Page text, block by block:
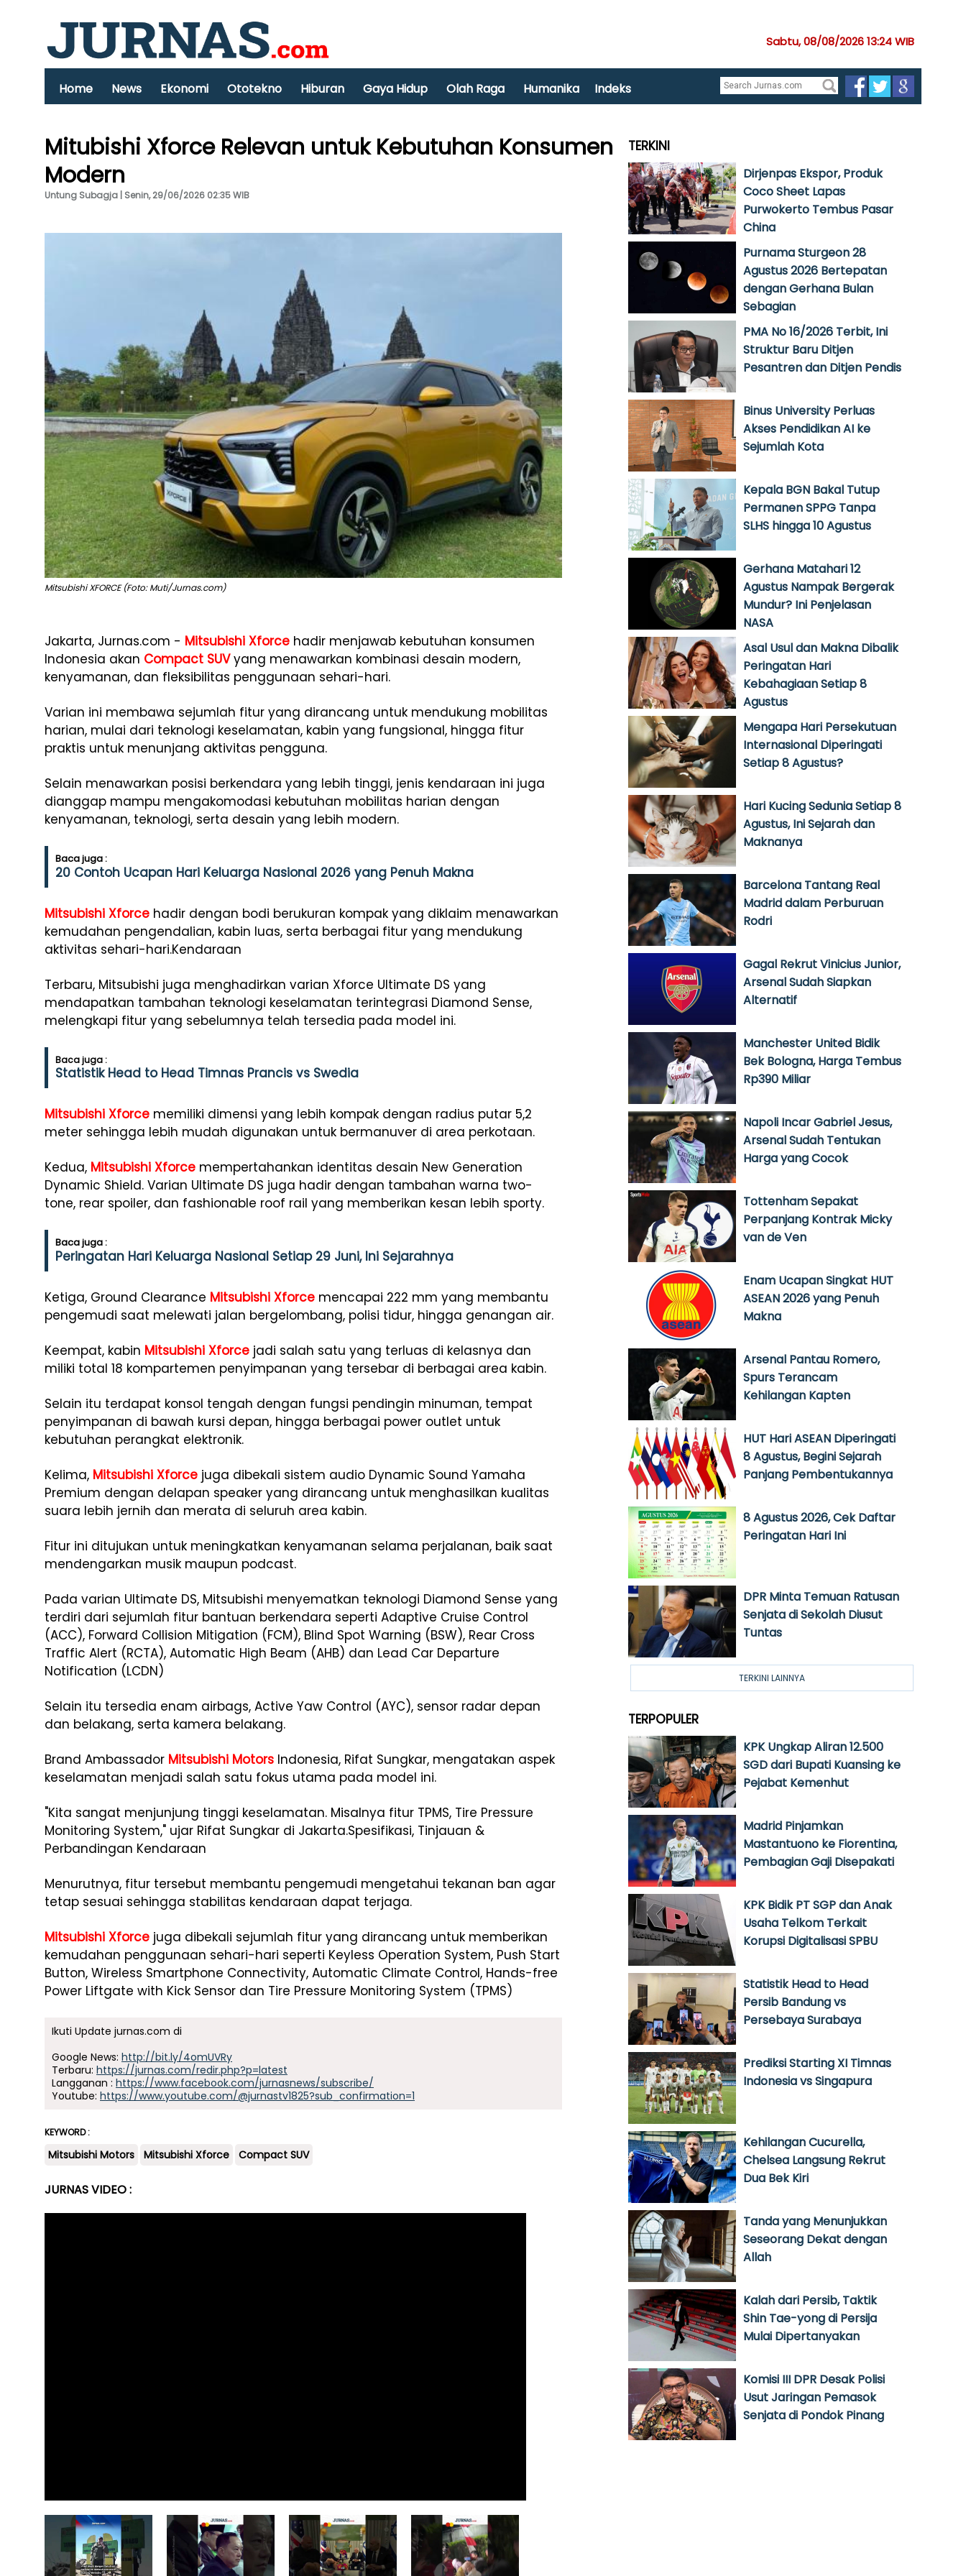
Sabtu, 08/08/2026 13:24 WIB
Home News Ekonomi Ototekno Hiburan Gaya Hidup Olah Raga Humanika Indeks
Mitubishi Xforce Relevan untuk Kebutuhan Konsumen
Modern
Untung Subagja | Senin, 29/06/2026 02:35 WIB
Mitsubishi XFORCE (Foto: Muti/Jurnas.com)
Jakarta, Jurnas.com - Mitsubishi Xforce hadir menjawab kebutuhan konsumen
Indonesia akan Compact SUVyang menawarkan kombinasi desain modern,
kenyamanan, dan fleksibilitas penggunaan sehari-hari.
Varian ini membawa sejumlah fitur yang dirancang untuk mendukung mobilitas
harian, mulai dari teknologi keselamatan, kabin yang fungsional, hingga fitur
praktis untuk menunjang aktivitas pengguna.
Selain menawarkan posisi berkendara yang lebih tinggi, jenis kendaraan ini juga
dianggap mampu mengakomodasi kebutuhan mobilitas harian dengan
kenyamanan, teknologi, serta desain yang lebih modern.
Baca juga :
20 Contoh Ucapan Hari Keluarga Nasional 2026 yang Penuh Makna
Mitsubishi Xforce hadir dengan bodi berukuran kompak yang diklaim menawarkan
kemudahan pengendalian, kabin luas, serta berbagai fitur yang mendukung
aktivitas sehari-hari.Kendaraan
Terbaru, Mitsubishi juga menghadirkan varian Xforce Ultimate DS yang
mendapatkan tambahan teknologi keselamatan terintegrasi Diamond Sense,
melengkapi fitur yang sebelumnya telah tersedia pada model ini.
Baca juga :
Statistik Head to Head Timnas Prancis vs Swedia
Mitsubishi Xforce memiliki dimensi yang lebih kompak dengan radius putar 5,2
meter sehingga lebih mudah digunakan untuk bermanuver di area perkotaan.
Kedua, Mitsubishi Xforce mempertahankan identitas desain New Generation
Dynamic Shield. Varian Ultimate DS juga hadir dengan tambahan warna two-
tone, rear spoiler, dan fashionable roof rail yang memberikan kesan lebih sporty.
Baca juga :
Peringatan Hari Keluarga Nasional Setiap 29 Juni, Ini Sejarahnya
Ketiga, Ground Clearance Mitsubishi Xforce mencapai 222 mm yang membantu
pengemudi saat melewati jalan bergelombang, polisi tidur, hingga genangan air.
Keempat, kabin Mitsubishi Xforce jadi salah satu yang terluas di kelasnya dan
miliki total 18 kompartemen penyimpanan yang tersebar di berbagai area kabin.
Selain itu terdapat konsol tengah dengan fungsi pendingin minuman, tempat
penyimpanan di bawah kursi depan, hingga berbagai power outlet untuk
kebutuhan perangkat elektronik.
Kelima, Mitsubishi Xforce juga dibekali sistem audio Dynamic Sound Yamaha
Premium dengan delapan speaker yang dirancang untuk menghasilkan kualitas
suara lebih jernih dan merata di seluruh area kabin.
Fitur ini ditujukan untuk meningkatkan kenyamanan selama perjalanan, baik saat
mendengarkan musik maupun podcast.
Pada varian Ultimate DS, Mitsubishi menyematkan teknologi Diamond Sense yang
terdiri dari sejumlah fitur bantuan berkendara seperti Adaptive Cruise Control
(ACC), Forward Collision Mitigation (FCM), Blind Spot Warning (BSW), Rear Cross
Traffic Alert (RCTA), Automatic High Beam (AHB) dan Lead Car Departure
Notification (LCDN)
Selain itu tersedia enam airbags, Active Yaw Control (AYC), sensor radar depan
dan belakang, serta kamera belakang.
Brand Ambassador Mitsubishi Motors Indonesia, Rifat Sungkar, mengatakan aspek
keselamatan menjadi salah satu fokus utama pada model ini.
"Kita sangat menjunjung tinggi keselamatan. Misalnya fitur TPMS, Tire Pressure
Monitoring System," ujar Rifat Sungkar di Jakarta.Spesifikasi, Tinjauan &
Perbandingan Kendaraan
Menurutnya, fitur tersebut membantu pengemudi mengetahui tekanan ban agar
tetap sesuai sehingga stabilitas kendaraan dapat terjaga.
Mitsubishi Xforce juga dibekali sejumlah fitur yang dirancang untuk memberikan
kemudahan penggunaan sehari-hari seperti Keyless Operation System, Push Start
Button, Wireless Smartphone Connectivity, Automatic Climate Control, Hands-free
Power Liftgate with Kick Sensor dan Tire Pressure Monitoring System (TPMS)
Ikuti Update jurnas.com di
Google News: http://bit.ly/4omUVRy
Terbaru: https://jurnas.com/redir.php?p=latest
Langganan : https://www.facebook.com/jurnasnews/subscribe/
Youtube: https://www.youtube.com/@jurnastv1825?sub_confirmation=1
KEYWORD :
Mitsubishi Motors Mitsubishi Xforce Compact SUV
JURNAS VIDEO :
TERKINI
Dirjenpas Ekspor, Produk
Coco Sheet Lapas
Purwokerto Tembus Pasar
China
Purnama Sturgeon 28
Agustus 2026 Bertepatan
dengan Gerhana Bulan
Sebagian
PMA No 16/2026 Terbit, Ini
Struktur Baru Ditjen
Pesantren dan Ditjen Pendis
Binus University Perluas
Akses Pendidikan AI ke
Sejumlah Kota
Kepala BGN Bakal Tutup
Permanen SPPG Tanpa
SLHS hingga 10 Agustus
Gerhana Matahari 12
Agustus Nampak Bergerak
Mundur? Ini Penjelasan
NASA
Asal Usul dan Makna Dibalik
Peringatan Hari
Kebahagiaan Setiap 8
Agustus
Mengapa Hari Persekutuan
Internasional Diperingati
Setiap 8 Agustus?
Hari Kucing Sedunia Setiap 8
Agustus, Ini Sejarah dan
Maknanya
Barcelona Tantang Real
Madrid dalam Perburuan
Rodri
Gagal Rekrut Vinicius Junior,
Arsenal Sudah Siapkan
Alternatif
Manchester United Bidik
Bek Bologna, Harga Tembus
Rp390 Miliar
Napoli Incar Gabriel Jesus,
Arsenal Sudah Tentukan
Harga yang Cocok
Tottenham Sepakat
Perpanjang Kontrak Micky
van de Ven
Enam Ucapan Singkat HUT
ASEAN 2026 yang Penuh
Makna
Arsenal Pantau Romero,
Spurs Terancam
Kehilangan Kapten
HUT Hari ASEAN Diperingati
8 Agustus, Begini Sejarah
Panjang Pembentukannya
8 Agustus 2026, Cek Daftar
Peringatan Hari Ini
DPR Minta Temuan Ratusan
Senjata di Sekolah Diusut
Tuntas
TERKINI LAINNYA
TERPOPULER
KPK Ungkap Aliran 12.500
SGD dari Bupati Kuansing ke
Pejabat Kemenhut
Madrid Pinjamkan
Mastantuono ke Fiorentina,
Pembagian Gaji Disepakati
KPK Bidik PT SGP dan Anak
Usaha Telkom Terkait
Korupsi Digitalisasi SPBU
Statistik Head to Head
Persib Bandung vs
Persebaya Surabaya
Prediksi Starting XI Timnas
Indonesia vs Singapura
Kehilangan Cucurella,
Chelsea Langsung Rekrut
Dua Bek Kiri
Tanda yang Menunjukkan
Seseorang Dekat dengan
Allah
Kalah dari Persib, Taktik
Shin Tae-yong di Persija
Mulai Dipertanyakan
Komisi III DPR Desak Polisi
Usut Jaringan Pemasok
Senjata di Pondok Pinang